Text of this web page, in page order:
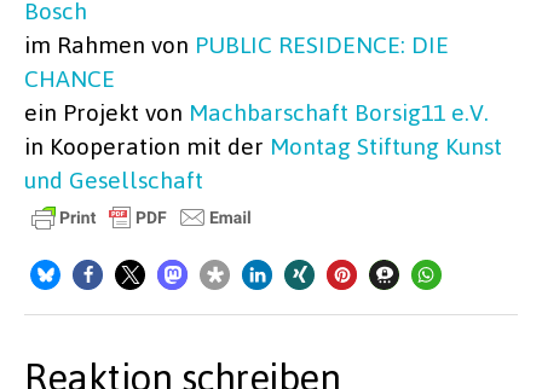
Bosch
im Rahmen von PUBLIC RESIDENCE: DIE
CHANCE
ein Projekt von Machbarschaft Borsig11 e.V.
in Kooperation mit der Montag Stiftung Kunst
und Gesellschaft
Reaktion schreiben